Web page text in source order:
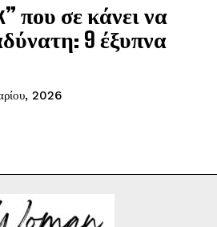
που σε κάνει να
9 έξυπνα
2026